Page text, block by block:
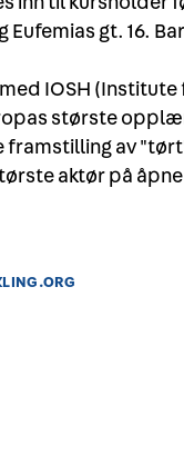
Eufemias gt. 16.
IOSH
største
framstilling av
aktør på